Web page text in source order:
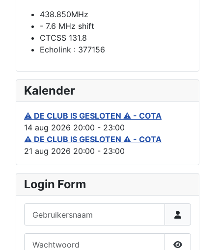
438.850MHz
- 7.6 MHz shift
CTCSS 131.8
Echolink : 377156
Kalender
⚠ DE CLUB IS GESLOTEN ⚠ - COTA
14 aug 2026 20:00 - 23:00
⚠ DE CLUB IS GESLOTEN ⚠ - COTA
21 aug 2026 20:00 - 23:00
Login Form